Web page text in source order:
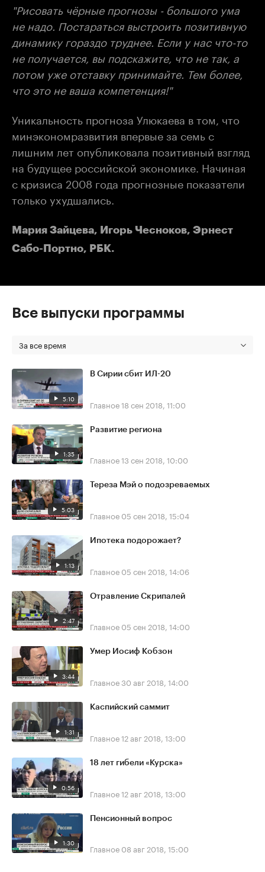
"Рисовать чёрные прогнозы - большого ума
не надо. Постараться выстроить позитивную
динамику гораздо труднее. Если у нас что-то
не получается, вы подскажите, что не так, а
потом уже отставку принимайте. Тем более,
что это не ваша компетенция!"
Уникальность прогноза Улюкаева в том, что
минэкономразвития впервые за семь с
лишним лет опубликовала позитивный взгляд
на будущее российской экономике. Начиная
с кризиса 2008 года прогнозные показатели
только ухудшались.
Мария Зайцева, Игорь Чесноков, Эрнест
Сабо-Портно, РБК.
Все выпуски программы
За все время
5:10
В Сирии сбит ИЛ-20
Главное18 сен 2018, 11:00
1:35
Развитие региона
Главное13 сен 2018, 10:00
5:03
Тереза Мэй о подозреваемых
Главное 05 сен 2018, 15:04
1:13
Ипотека подорожает?
Главное 05 сен 2018, 14:06
2:47
Отравление Скрипалей
Главное 05 сен 2018, 14:00
3:44
Умер Иосиф Кобзон
Главное30 авг 2018, 14:00
1:31
Каспийский саммит
Главное12 авг 2018, 13:00
0:56
18 лет гибели «Курска»
Главное12 авг 2018, 13:00
1:30
Пенсионный вопрос
Главное 08 авг 2018, 15:00